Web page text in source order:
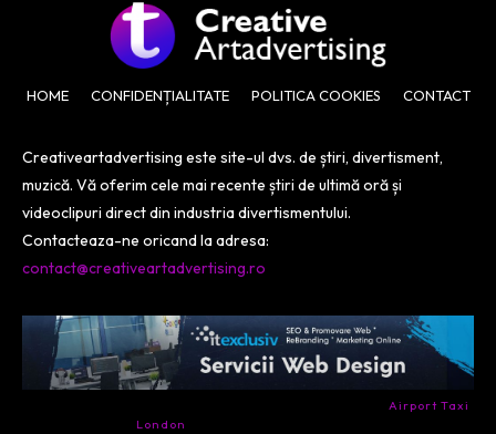
HOME CONFIDENȚIALITATE POLITICA COOKIES CONTACT
Creativeartadvertising este site-ul dvs. de știri, divertisment,
muzică. Vă oferim cele mai recente știri de ultimă oră și
videoclipuri direct din industria divertismentului.
Contacteaza-ne oricand la adresa:
contact@creativeartadvertising.ro
Airport Taxi
London